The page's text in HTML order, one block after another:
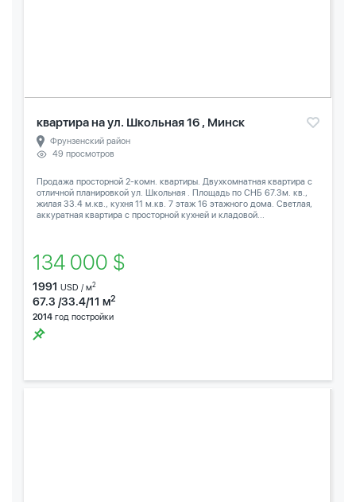
квартира на ул. Школьная 16 , Минск
Фрунзенский район
49 просмотров
Продажа просторной 2-комн. квартиры. Двухкомнатная квартира с
отличной планировкой ул. Школьная . Площадь по СНБ 67.3м. кв.,
жилая 33.4 м.кв., кухня 11 м.кв. 7 этаж 16 этажного дома. Светлая,
аккуратная квартира с просторной кухней и кладовой...
134 000 $
1991 USD / м2
67.3 /33.4/11 м2
2014 год постройки